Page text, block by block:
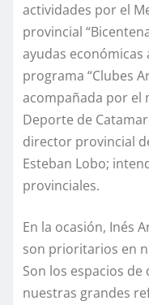
actividades por el
provincial
ayudas económicas
programa “Clubes
acompañada por el
Deporte de
director provincial
Esteban Lobo;
provinciales.
En la ocasión, Inés
son prioritarios en
Son los espacios
nuestras grandes